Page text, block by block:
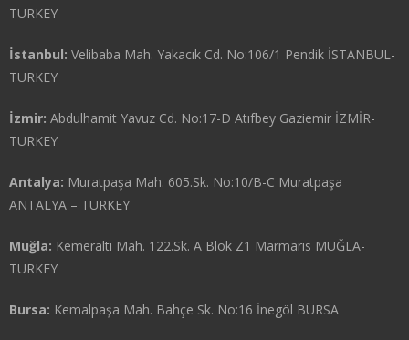
TURKEY
İstanbul: Velibaba Mah. Yakacık Cd. No:106/1 Pendik İSTANBUL-
TURKEY
İzmir: Abdulhamit Yavuz Cd. No:17-D Atıfbey Gaziemir İZMİR-
TURKEY
Antalya: Muratpaşa Mah. 605.Sk. No:10/B-C Muratpaşa
ANTALYA – TURKEY
Muğla: Kemeraltı Mah. 122.Sk. A Blok Z1 Marmaris MUĞLA-
TURKEY
Bursa: Kemalpaşa Mah. Bahçe Sk. No:16 İnegöl BURSA